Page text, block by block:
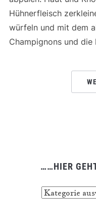
……HIER
Hühnerfleisch
würfeln und mit dem
Champignons und